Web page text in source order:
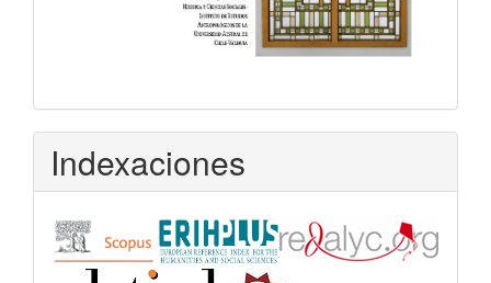
Indexaciones